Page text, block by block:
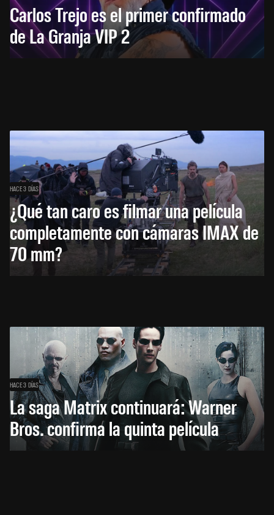
Carlos Trejo es el primer confirmado
de La Granja VIP 2
HACE 3 DÍAS
¿Qué tan caro es filmar una película
completamente con cámaras IMAX de
70 mm?
HACE 3 DÍAS
La saga Matrix continuará: Warner
Bros. confirma la quinta película